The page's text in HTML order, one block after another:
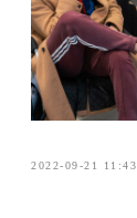
2022-09-21 11:43